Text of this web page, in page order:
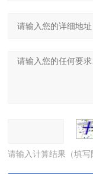
请输入计算结果（填